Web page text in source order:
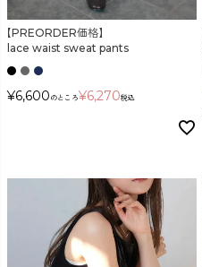
【PREORDER価格】
lace waist sweat pants
¥6,600 のところ¥6,270税込